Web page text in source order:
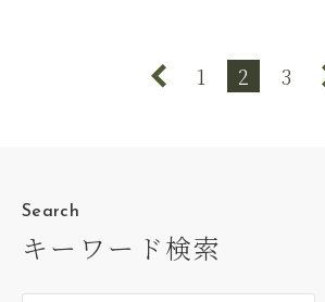
1 2 3
Search
キーワード検索